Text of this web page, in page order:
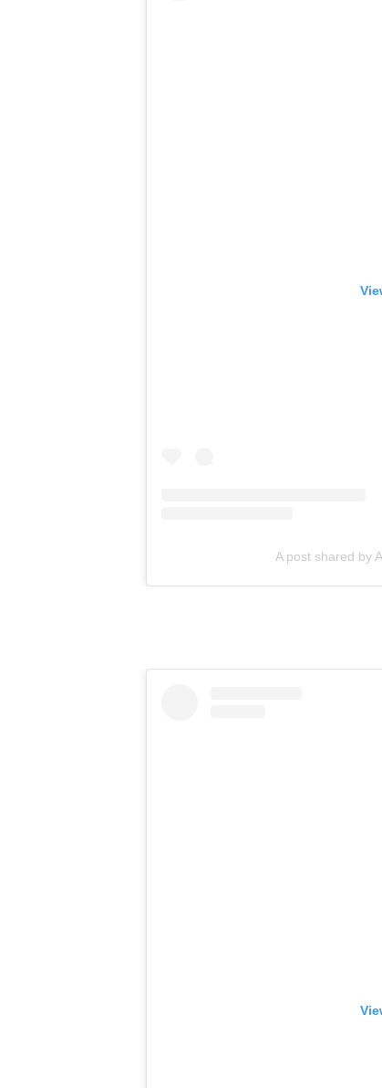
A post shared by